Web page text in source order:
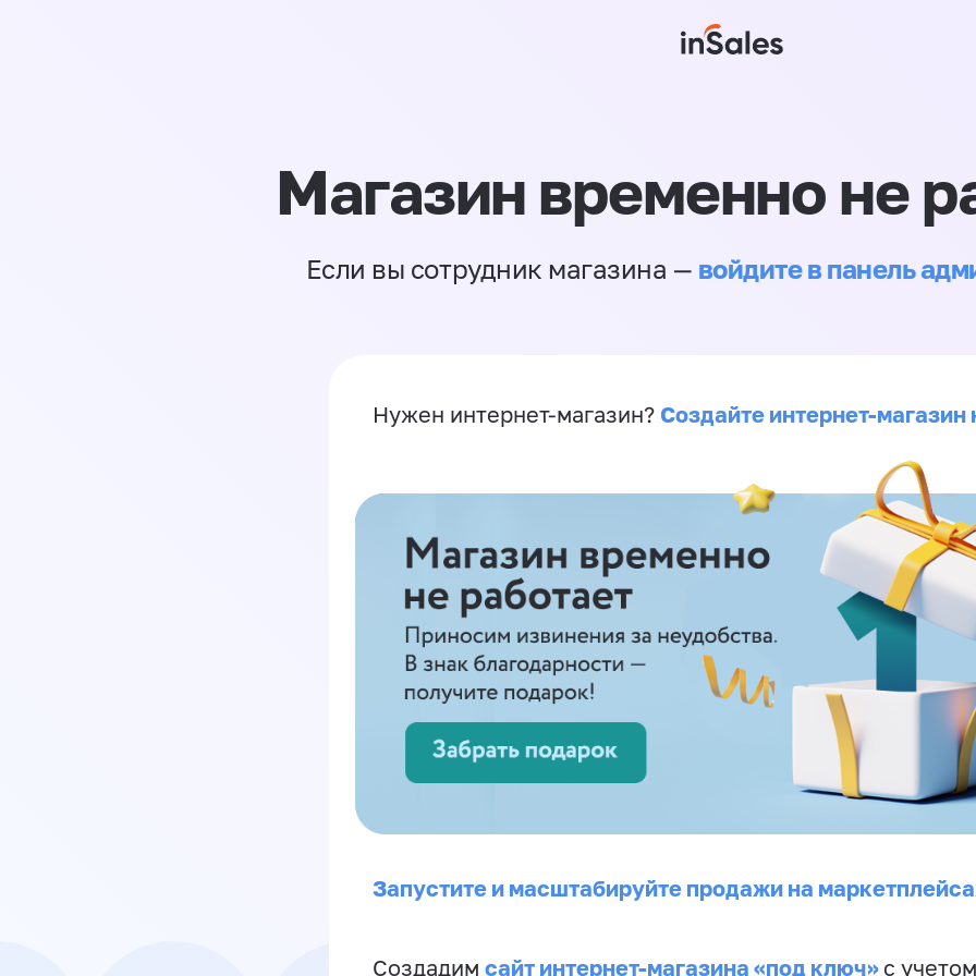
Магазин временно не
Если вы сотрудник магазина — войдите в панель
Нужен интернет-магазин? Создайте интернет-магазин
Запустите и масштабируйте продажи на
Создадим сайт интернет-магазина «под ключ» с учетом